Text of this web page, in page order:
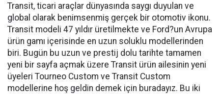
Transit, ticari araçlar dünyasında saygı duyulan ve
global olarak benimsenmiş gerçek bir otomotiv ikonu.
Transit modeli 47 yıldır üretilmekte ve Ford?un Avrupa
ürün gamı içerisinde en uzun soluklu modellerinden
biri. Bugün bu uzun ve prestij dolu tarihte tamamen
yeni bir sayfa açmak üzere Transit ürün ailesinin yeni
üyeleri Tourneo Custom ve Transit Custom
modellerine hoş geldin demek için buradayız. Bu iki